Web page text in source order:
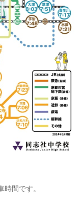
間です。